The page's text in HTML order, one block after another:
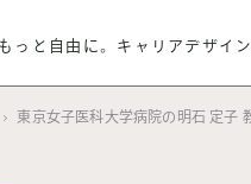
っと自由に。 キャリアデザイ
東京女子医科大学病院の明石 定子